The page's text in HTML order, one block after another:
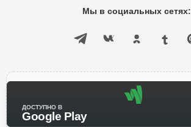
Мы в социальных сетях:
ДОСТУПНО В
Google Play